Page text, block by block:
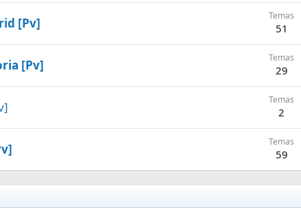
[Pv] Temas
51
[Pv] Temas
29
Temas
2
Temas
59